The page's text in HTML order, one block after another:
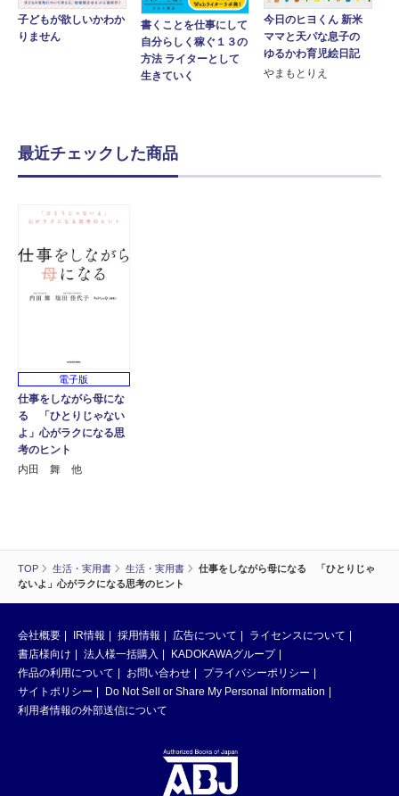
TOP 生活・実用書 生活・実用書
仕事をしながら母になる 「ひとりじゃ
ないよ」心がラクになる思考のヒント
子どもが欲しいかわか
りません
書くことを仕事にして
自分らしく稼ぐ１３の
方法 ライターとして
生きていく
今日のヒヨくん 新米
ママと天パな息子の
ゆるかわ育児絵日記
やまもとりえ
最近チェックした商品
電子版
仕事をしながら母にな
る 「ひとりじゃない
よ」心がラクになる思
考のヒント
内田 舞 他
会社概要 IR情報 採用情報 広告について
ライセンスについて
書店様向け
法人様一括購入
KADOKAWAグループ
作品の利用について
お問い合わせ
プライバシーポリシー
サイトポリシー
Do Not Sell or Share My Personal Information
利用者情報の外部送信について